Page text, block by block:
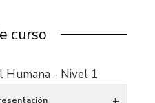
curso
- Nivel 1